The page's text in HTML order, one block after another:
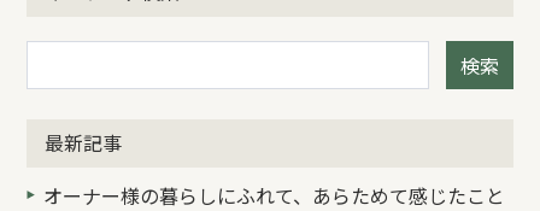
検索
最新記事
オーナー様の暮らしにふれて、あらためて感じたこと